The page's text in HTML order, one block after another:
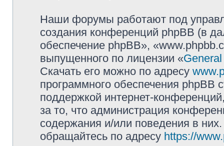
Наши форумы работают под
создания конференций phpBB (в
обеспечение phpBB»,
выпущенного по лицензии «
Скачать его можно по адресу
программного обеспечения phpBB
поддержкой интернет-
за то, что администрация
содержания и/или поведения в
обращайтесь по адресу https://